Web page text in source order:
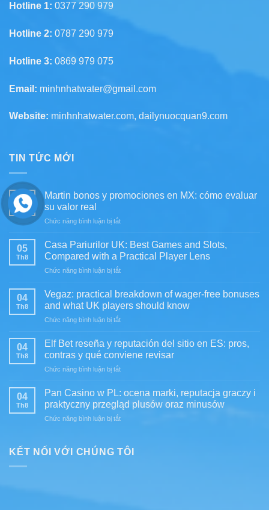
Hotline 1: 0377 290 979
Hotline 2: 0787 290 979
Hotline 3: 0869 979 075
Email: minhnhatwater@gmail.com
Website: minhnhatwater.com, dailynuocquan9.com
TIN TỨC MỚI
05
Th8
Martin bonos y promociones en MX: cómo evaluar
su valor real
Chức năng bình luận bị tắtở
bonos
y
promociones
en
cómo
evaluar
valor
05
Th8
Casa Pariurilor UK: Best Games and Slots,
Compared with a Practical Player Lens
Chức năng bình luận bị tắtở
Pariurilor
Best
Games
Slots,
Compared
a
Player
Lens
04
Th8
Vegaz: practical breakdown of wager-free bonuses
and what UK players should know
Chức năng bình luận bị tắtở
practical
breakdown
of
wager-
bonuses
and
what
UK
know
04
Th8
Elf Bet reseña y reputación del sitio en ES: pros,
contras y qué conviene revisar
Chức năng bình luận bị tắtở
reseña
y
reputación
en
04
Th8
Pan Casino w PL: ocena marki, reputacja graczy i
praktyczny przegląd plusów oraz minusów
Chức năng bình luận bị tắtở
w
KẾT NỐI VỚI CHÚNG TÔI